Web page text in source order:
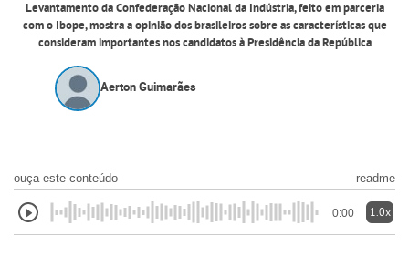
Levantamento da Confederação Nacional da Indústria, feito em parceria
com o Ibope, mostra a opinião dos brasileiros sobre as características que
consideram importantes nos candidatos à Presidência da República
Aerton Guimarães
ouça este conteúdo readme
0:00 1.0x